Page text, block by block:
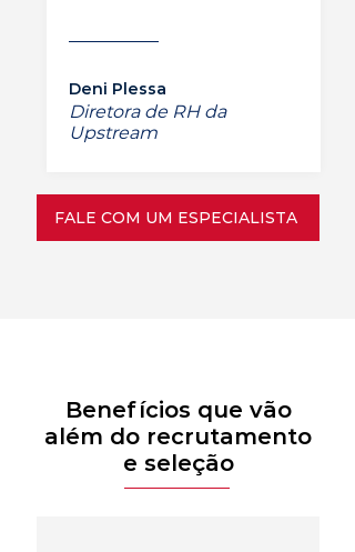
Deni Plessa
Diretora de RH da
Upstream
FALE COM UM ESPECIALISTA
Benefícios que vão
além do recrutamento
e seleção